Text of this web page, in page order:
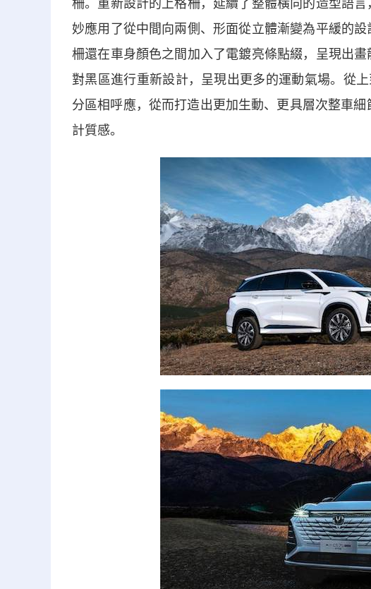
柵。重新設計的上格柵，延續了整體橫向的造型語
妙應用了從中間向兩側、形面從立體漸變為平緩的
柵還在車身顏色之間加入了電鍍亮條點綴，呈現出
對黑區進行重新設計，呈現出更多的運動氣場。從
分區相呼應，從而打造出更加生動、更具層次整車
計質感。